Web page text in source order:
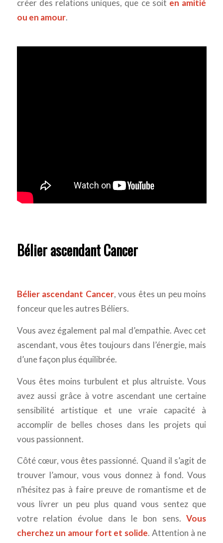
créer des relations uniques, que ce soit en amitié
ou en amour.
Bélier ascendant Cancer
Bélier ascendant Cancer, vous êtes un peu moins
fonceur que les autres Béliers.
Vous avez également pal mal d’empathie. Avec cet
ascendant, vous êtes toujours dans l’énergie, mais
d’une façon plus équilibrée.
Vous êtes moins turbulent et plus altruiste. Vous
avez aussi grâce à votre ascendant une certaine
sensibilité artistique et une vraie capacité à
accomplir de belles choses dans les projets qui
vous passionnent.
Côté cœur, vous êtes passionné. Quand il s’agit de
trouver l’amour, vous vous donnez à fond. Vous
n’hésitez pas à faire preuve de romantisme et de
vous livrer un peu plus quand vous sentez que
votre relation évolue dans le bon sens.Vous
cherchez un amour fort et solide. Attention à ne